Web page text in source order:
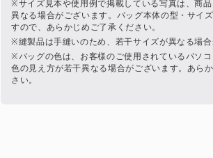
※サイズ見本や使用例で掲載している写真は、商
異なる場合がございます。バッグ本体の型・サイ
すので、あらかじめご了承ください。
※縫製品は手縫いのため、若干サイズが異なる場合
※バッグの色は、お客様のご使用されているパソコ
色の見え方が若干異なる場合がございます。あら
さい。